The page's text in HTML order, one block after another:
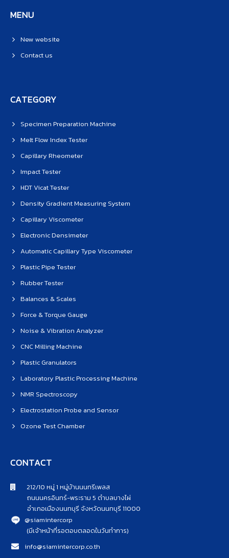
MENU
New website
Contact us
CATEGORY
Specimen Preparation Machine
Melt Flow Index Tester
Capillary Rheometer
Impact Tester
HDT Vicat Tester
Density Gradient Measuring System
Capillary Viscometer
Electronic Densimeter
Automatic Capillary Type Viscometer
Plastic Pipe Tester
Rubber Tester
Balances & Scales
Force & Torque Gauge
Noise & Vibration Analyzer
CNC Milling Machine
Plastic Granulators
Laboratory Plastic Processing Machine
NMR Spectroscopy
Electrostation Probe and Sensor
Ozone Test Chamber
CONTACT
212/10 หมู่ 1 หมู่บ้านนนทรีเพลส
ถนนนครอินทร์-พระราม 5 ตำบลบางไผ่
อำเภอเมืองนนทบุรี จังหวัดนนทบุรี 11000
@siamintercorp
(มีเจ้าหน้าที่รอตอบตลอดในวันทำการ)
info@siamintercorp.co.th